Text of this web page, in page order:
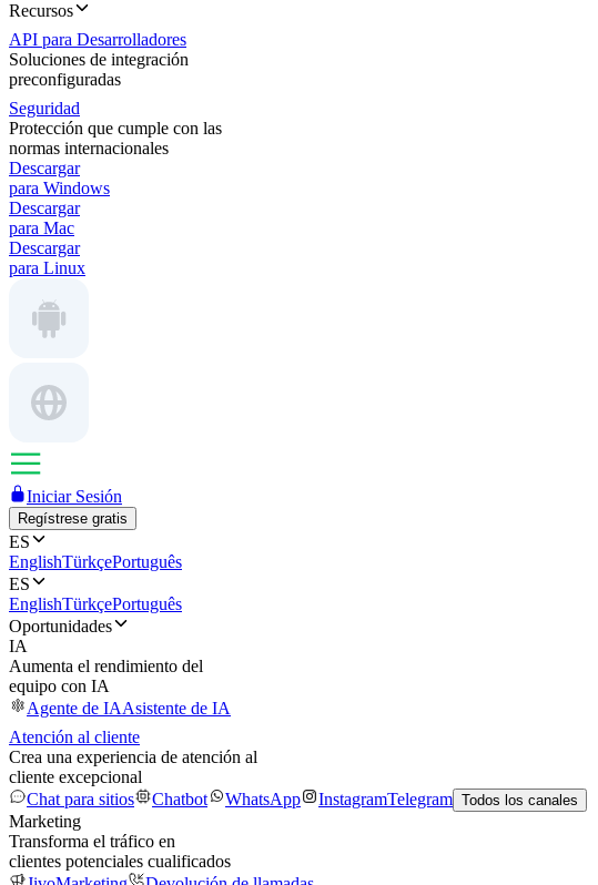
Recursos
API para Desarrolladores
Soluciones de integración
preconfiguradas
Seguridad
Protección que cumple con las
normas internacionales
Descargar
para Windows
Descargar
para Mac
Descargar
para Linux
Iniciar Sesión
Regístrese gratis
ES
EnglishTürkçePortuguês
ES
EnglishTürkçePortuguês
Oportunidades
IA
Aumenta el rendimiento del
equipo con IA
Agente de IAAsistente de IA
Atención al cliente
Crea una experiencia de atención al
cliente excepcional
Chat para sitios
Chatbot WhatsApp InstagramTelegram Todos los canales
Marketing
Transforma el tráfico en
clientes potenciales cualificados